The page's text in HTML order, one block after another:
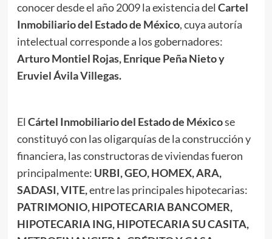
conocer desde el año 2009 la existencia del Cartel
Inmobiliario del Estado de México, cuya autoría
intelectual corresponde a los gobernadores:
Arturo Montiel Rojas, Enrique Peña Nieto y
Eruviel Ávila Villegas.
El Cártel Inmobiliario del Estado de Méxicose
constituyó con las oligarquías de la construcción y
financiera, las constructoras de viviendas fueron
principalmente: URBI, GEO, HOMEX, ARA,
SADASI, VITE,entre las principales hipotecarias:
PATRIMONIO, HIPOTECARIA BANCOMER,
HIPOTECARIA ING, HIPOTECARIA SU CASITA,